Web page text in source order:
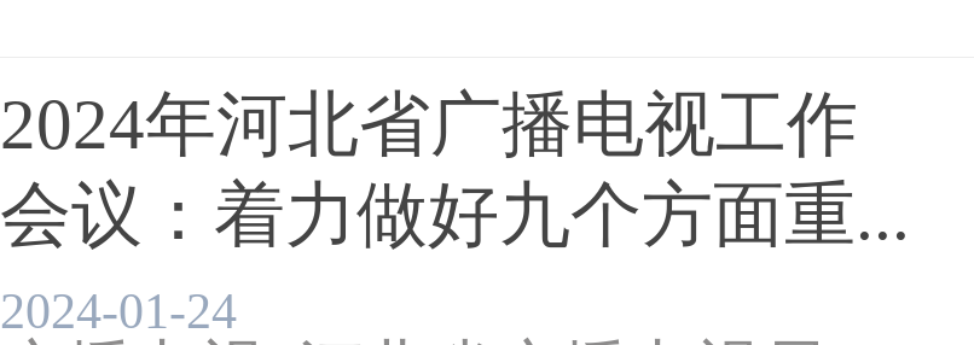
媒体融合 广电媒体
2024年河北省广播电视工作
会议：着力做好九个方面重...
2024-01-24